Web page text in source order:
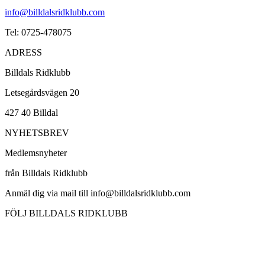
info@billdalsridklubb.com
Tel: 0725-478075
ADRESS
Billdals Ridklubb
Letsegårdsvägen 20
427 40 Billdal
NYHETSBREV
Medlemsnyheter
från Billdals Ridklubb
Anmäl dig via mail till info@billdalsridklubb.com
FÖLJ BILLDALS RIDKLUBB